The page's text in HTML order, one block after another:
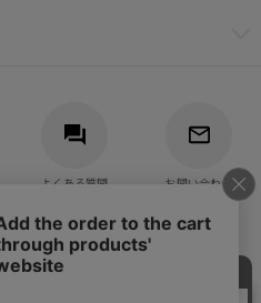
よくある質問 お問い合わせ